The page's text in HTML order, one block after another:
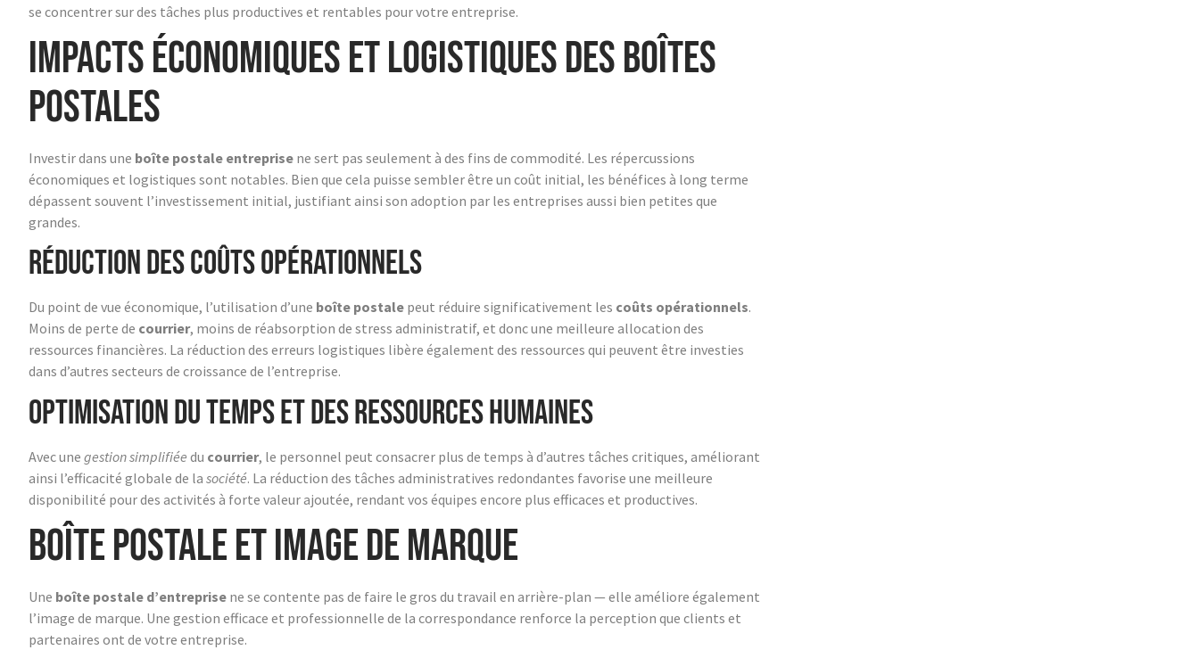
se concentrer sur des tâches plus productives et rentables pour votre entreprise.
Impacts économiques et logistiques des boîtes
postales
Investir dans une boîte postale entreprise ne sert pas seulement à des fins de commodité. Les répercussions
économiques et logistiques sont notables. Bien que cela puisse sembler être un coût initial, les bénéfices à long terme
dépassent souvent l’investissement initial, justifiant ainsi son adoption par les entreprises aussi bien petites que
grandes.
Réduction des coûts opérationnels
Du point de vue économique, l’utilisation d’une boîte postale peut réduire significativement les coûts opérationnels.
Moins de perte de courrier, moins de réabsorption de stress administratif, et donc une meilleure allocation des
ressources financières. La réduction des erreurs logistiques libère également des ressources qui peuvent être investies
dans d’autres secteurs de croissance de l’entreprise.
Optimisation du temps et des ressources humaines
Avec une gestion simplifiée du courrier, le personnel peut consacrer plus de temps à d’autres tâches critiques, améliorant
ainsi l’efficacité globale de la société. La réduction des tâches administratives redondantes favorise une meilleure
disponibilité pour des activités à forte valeur ajoutée, rendant vos équipes encore plus efficaces et productives.
Boîte postale et image de marque
Une boîte postale d’entreprise ne se contente pas de faire le gros du travail en arrière-plan — elle améliore également
l’image de marque. Une gestion efficace et professionnelle de la correspondance renforce la perception que clients et
partenaires ont de votre entreprise.